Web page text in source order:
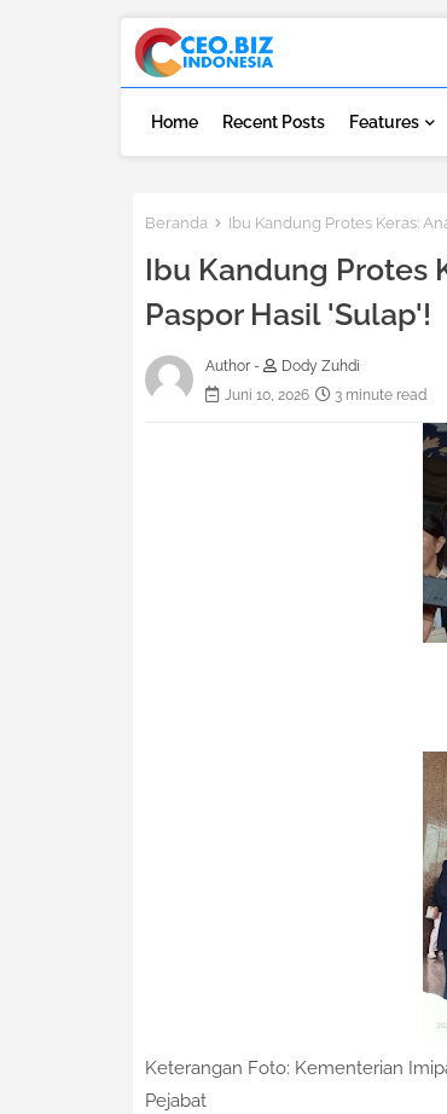
Home Recent Posts Features
Beranda Ibu Kandung Protes Keras:
Ibu Kandung Protes
Paspor Hasil 'Sulap'!
Author -
Dody Zuhdi
Juni 10, 2026
3 minute read
Keterangan Foto: Kementerian
Pejabat